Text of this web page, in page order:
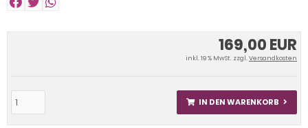
169,00 EUR
inkl. 19 % MwSt. zzgl.Versandkosten
IN DEN WARENKORB